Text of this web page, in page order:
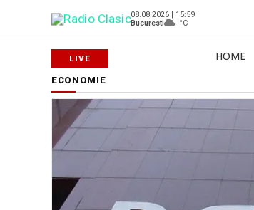
08.08.2026 | 15:59
Bucuresti
--°C
HOME
ECONOMIE